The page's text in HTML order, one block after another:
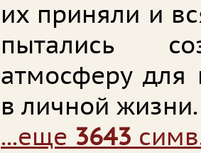
их приняли и
пытались
атмосферу для
в личной жизни.
...еще 3643